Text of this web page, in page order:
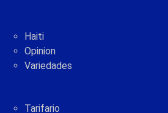
Haiti
Opinion
Variedades
Tarifario